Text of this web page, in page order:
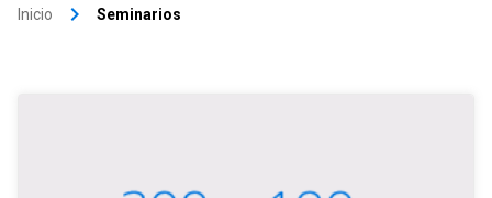
Inicio keyboard_arrow_right Seminarios